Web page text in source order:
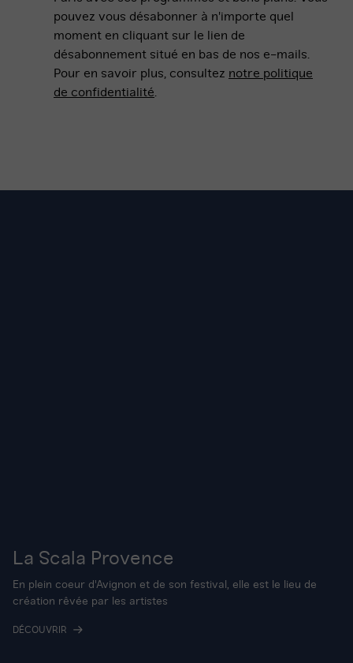
pouvez vous désabonner à n'importe quel
moment en cliquant sur le lien de
désabonnement situé en bas de nos e-mails.
Pour en savoir plus, consultez notre politique
de confidentialité
La Scala Provence
En plein coeur d'Avignon et de son festival, elle est le lieu de
création rêvée par les artistes
DÉCOUVRIR